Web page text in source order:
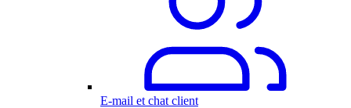
E-mail et chat client